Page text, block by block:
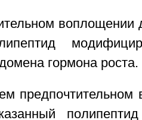
воплощении
гормона роста.
предпочтительном